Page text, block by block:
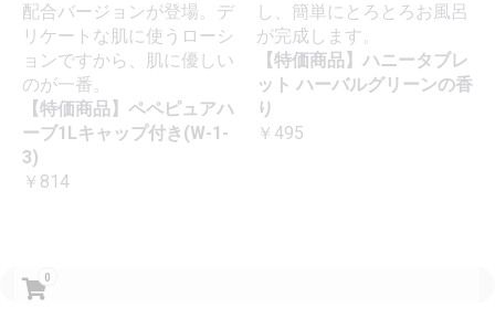
0
配合バージョンが登場。デ
リケートな肌に使うローシ
ョンですから、肌に優しい
のが一番。
【特価商品】ペペピュアハ
ーブ1Lキャップ付き(W-1-
3)
￥814
し、簡単にとろとろお風呂
が完成します。
【特価商品】ハニータブレ
ット ハーバルグリーンの香
り
￥495